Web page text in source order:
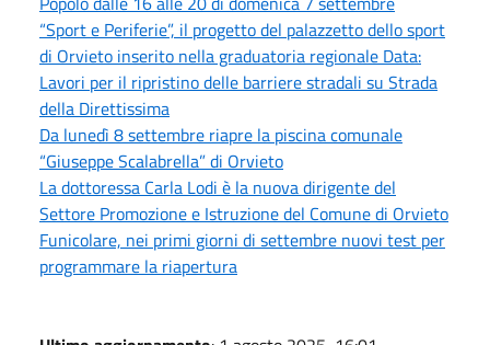
“Sport e Periferie”, il progetto del palazzetto dello sport
di Orvieto inserito nella graduatoria regionale Data:
Lavori per il ripristino delle barriere stradali su Strada
della Direttissima
Da lunedì 8 settembre riapre la piscina comunale
“Giuseppe Scalabrella” di Orvieto
La dottoressa Carla Lodi è la nuova dirigente del
Settore Promozione e Istruzione del Comune di Orvieto
Funicolare, nei primi giorni di settembre nuovi test per
programmare la riapertura